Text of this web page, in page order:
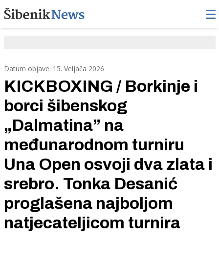
Datum objave: 15. Veljača 2026
KICKBOXING / Borkinje i
borci šibenskog
„Dalmatina” na
međunarodnom turniru
Una Open osvoji dva zlata i
srebro. Tonka Desanić
proglašena najboljom
natjecateljicom turnira